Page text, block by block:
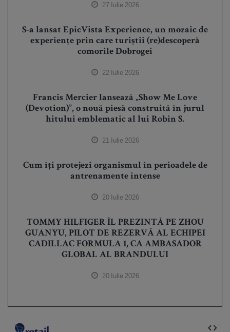
27 Iulie 2026
S-a lansat EpicVista Experience, un mozaic de
experiențe prin care turiștii (re)descoperă
comorile Dobrogei
22 Iulie 2026
Francis Mercier lansează „Show Me Love
(Devotion)”, o nouă piesă construită în jurul
hitului emblematic al lui Robin S.
21 Iulie 2026
Cum îți protejezi organismul în perioadele de
antrenamente intense
20 Iulie 2026
TOMMY HILFIGER ÎL PREZINTĂ PE ZHOU
GUANYU, PILOT DE REZERVĂ AL ECHIPEI
CADILLAC FORMULA 1, CA AMBASADOR
GLOBAL AL BRANDULUI
20 Iulie 2026